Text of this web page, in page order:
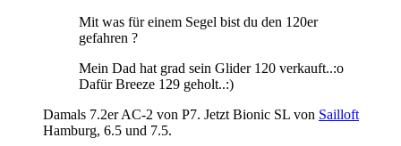
Mit was für einem Segel bist du den 120er
gefahren ?
Mein Dad hat grad sein Glider 120 verkauft..:o
Dafür Breeze 129 geholt..:)
Damals 7.2er AC-2 von P7. Jetzt Bionic SL von Sailloft
Hamburg, 6.5 und 7.5.